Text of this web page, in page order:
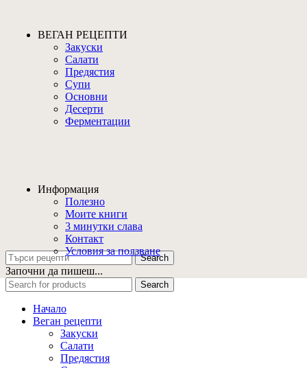
ВЕГАН РЕЦЕПТИ
Закуски
Салати
Предястия
Супи
Основни
Десерти
Ферментации
Информация
Полезно
Моите книги
3 минутки слава
Контакт
Условия за ползване
Search
Започни да пишеш...
Search
Начало
Веган рецепти
Закуски
Салати
Предястия